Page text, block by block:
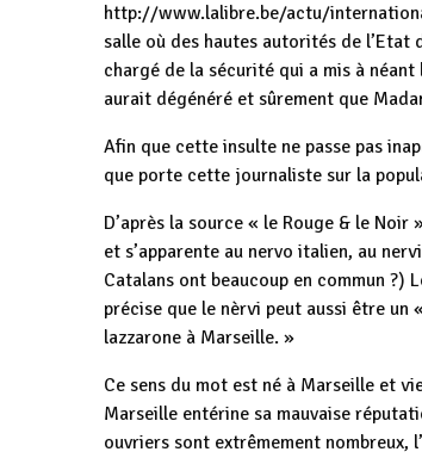
http://www.lalibre.be/actu/
salle où des hautes autorités de l’Etat
chargé de la sécurité qui a mis à
aurait dégénéré et sûrement que
Afin que cette insulte ne passe pas
que porte cette journaliste sur la
D’après la source « le Rouge & le
et s’apparente au nervo italien, au
Catalans ont beaucoup en commun
précise que le nèrvi peut aussi être
lazzarone à Marseille. »
Ce sens du mot est né à Marseille et
Marseille entérine sa mauvaise
ouvriers sont extrêmement nombreux,